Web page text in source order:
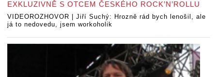
EXKLUZIVNĚ S OTCEM ČESKÉHO ROCK’N’ROLLU
VIDEOROZHOVOR | Jiří Suchý: Hrozně rád bych lenošil, ale
já to nedovedu, jsem workoholik